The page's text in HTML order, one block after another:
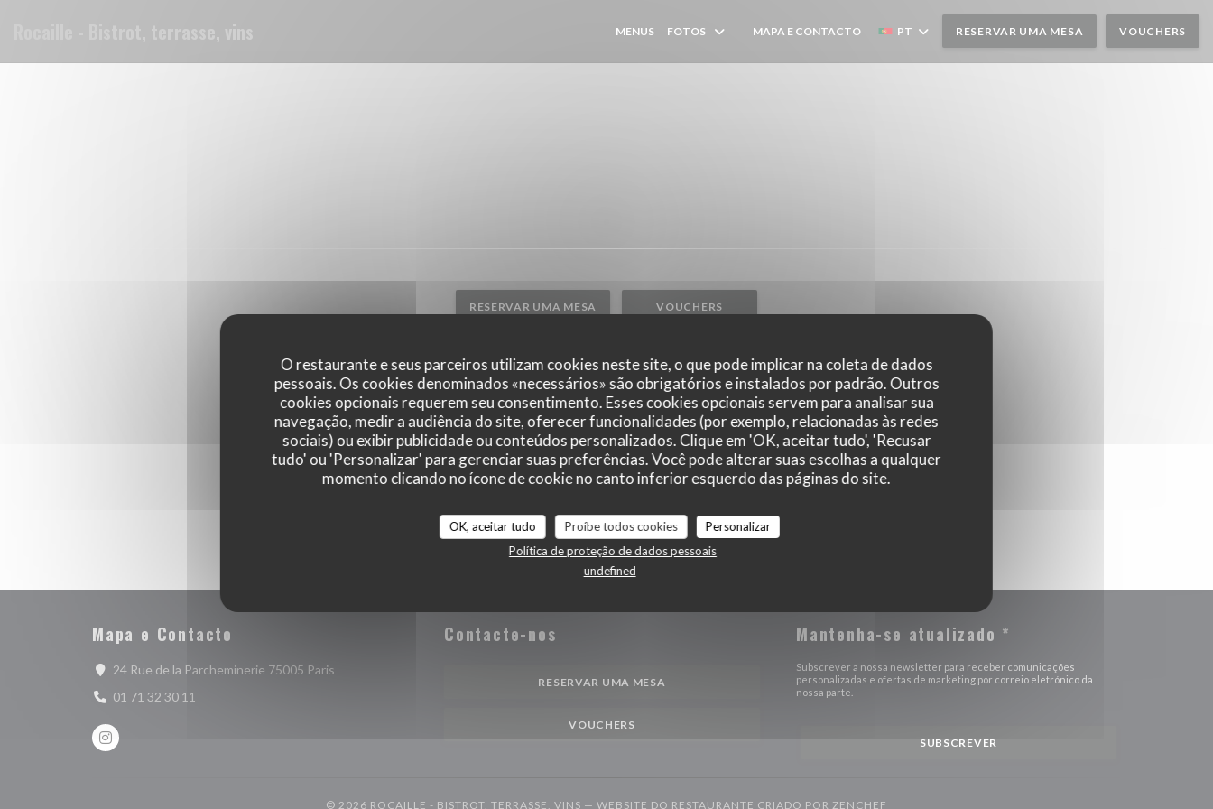
O restaurante e seus parceiros utilizam cookies neste site, o que pode implicar na coleta de dados
pessoais. Os cookies denominados «necessários» são obrigatórios e instalados por padrão. Outros
cookies opcionais requerem seu consentimento. Esses cookies opcionais servem para analisar sua
navegação, medir a audiência do site, oferecer funcionalidades (por exemplo, relacionadas às redes
sociais) ou exibir publicidade ou conteúdos personalizados. Clique em 'OK, aceitar tudo', 'Recusar
tudo' ou 'Personalizar' para gerenciar suas preferências. Você pode alterar suas escolhas a qualquer
momento clicando no ícone de cookie no canto inferior esquerdo das páginas do site.
OK, aceitar tudo Proíbe todos cookies
Personalizar
Política de proteção de dados pessoais
undefined
MENUS FOTOS ((ABRE NUMA NOVA JANELA))
MAPA E CONTACTO PT RESERVAR UMA MESA VOUCHERS
RESERVAR UMA MESA VOUCHERS
Mapa e Contacto
24 Rue de la Parcheminerie 75005 Paris
01 71 32 30 11
Instagram ((abre numa nova janela))
Contacte-nos
RESERVAR UMA MESA
VOUCHERS
Mantenha-se atualizado *
Subscrever a nossa newsletter para receber comunicações
personalizadas e ofertas de marketing por correio eletrónico da
nossa parte.
SUBSCREVER
© 2026 ROCAILLE - BISTROT, TERRASSE, VINS — WEBSITE DO RESTAURANTE CRIADO POR ZENCHEF